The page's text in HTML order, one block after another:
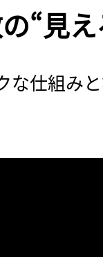
“見
な仕組み